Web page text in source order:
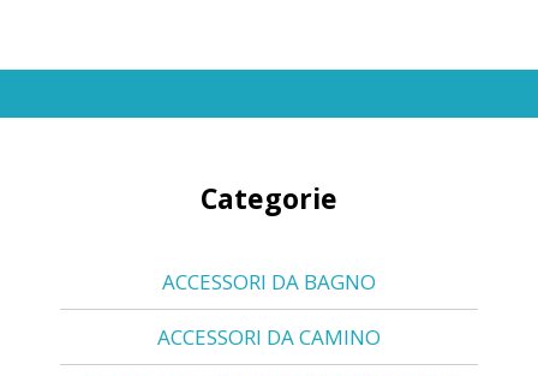
Categorie
ACCESSORI DA BAGNO
ACCESSORI DA CAMINO